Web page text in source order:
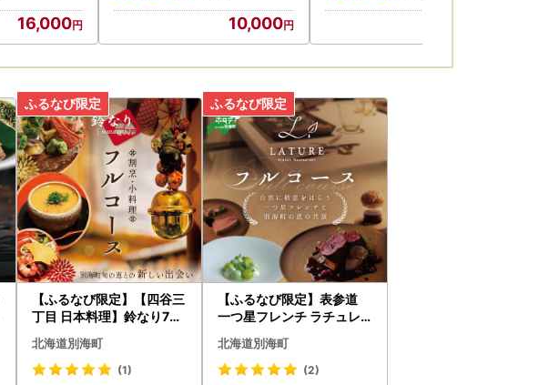
16,000 10,000
【ふるなび限定】【四谷三
丁目 日本料理】鈴なり7年
連続一つ星の名店「別海町
旬の特別コース」食事券2
名様 北海道
北海道別海町
(1)
【ふるなび限定】表参道
一つ星フレンチ ラチュレ
ジビエの名店「別海町×LA
TUREコラボコース」お食
事券1名様 北海道
北海道別海町
(2)